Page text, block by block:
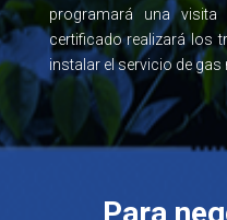
programará una
certificado realizará los
instalar el servicio de gas